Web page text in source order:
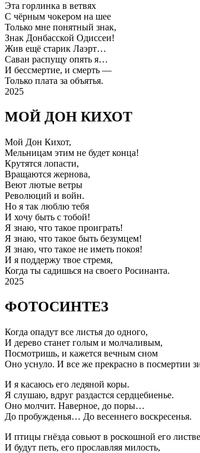
Эта горлинка в ветвях
С чёрным чокером на шее
Только мне понятный знак,
Знак Донбасской Одиссеи!
Жив ещё старик Лаэрт…
Саван распущу опять я…
И бессмертие, и смерть —
Только плата за объятья.
2025
МОЙ ДОН КИХОТ
Мой Дон Кихот,
Мельницам этим не будет конца!
Крутятся лопасти,
Вращаются жернова,
Веют лютые ветры
Революций и войн.
Но я так люблю тебя
И хочу быть с тобой!
Я знаю, что такое проиграть!
Я знаю, что такое быть безумцем!
Я знаю, что такое не иметь покоя!
И я поддержу твое стремя,
Когда ты садишься на своего Росинанта.
2025
ФОТОСИНТЕЗ
Когда опадут все листья до одного,
И дерево станет голым и молчаливым,
Посмотришь, и кажется вечным сном
Оно уснуло. И все же прекрасно в посмертии
И я касаюсь его ледяной коры.
Я слушаю, вдруг раздастся сердцебиенье.
Оно молчит. Наверное, до поры…
До пробужденья… До весеннего воскресенья.
И птицы гнёзда совьют в роскошной его
И будут петь, его прославляя милость,